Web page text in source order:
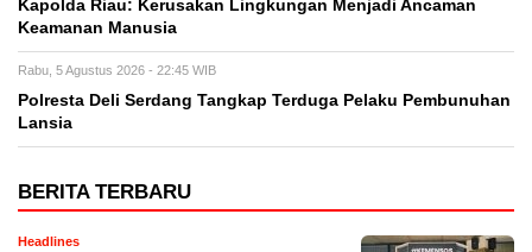
Kapolda Riau: Kerusakan Lingkungan Menjadi Ancaman
Keamanan Manusia
Rabu, 5 Agustus 2026 - 22:45 WIB
Polresta Deli Serdang Tangkap Terduga Pelaku Pembunuhan
Lansia
BERITA TERBARU
Headlines